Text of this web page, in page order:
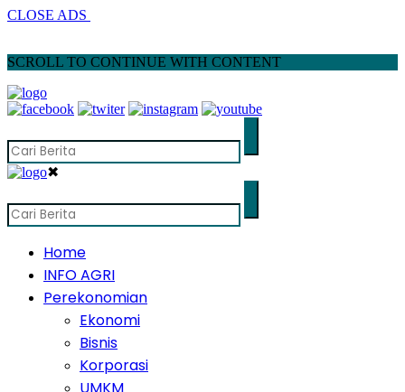
CLOSE ADS
SCROLL TO CONTINUE WITH CONTENT
✖
Home
INFO AGRI
Perekonomian
Ekonomi
Bisnis
Korporasi